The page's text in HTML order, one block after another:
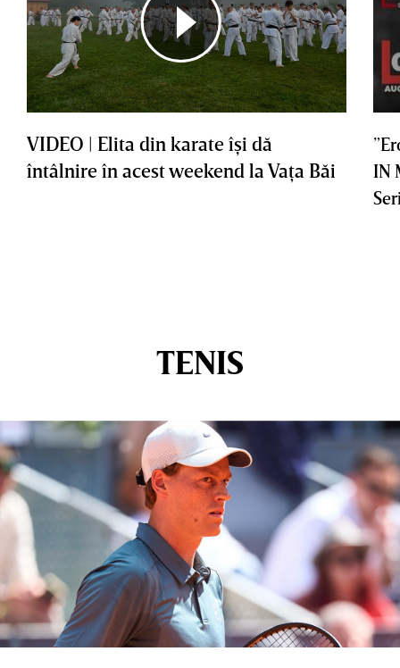
VIDEO | Elita din karate îşi dă
întâlnire în acest weekend la Vaţa Băi
IN
TENIS